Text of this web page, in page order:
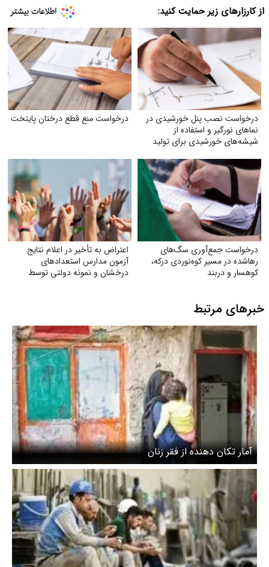
از کارزارهای زیر حمایت کنید:
درخواست نصب پنل خورشیدی در
نماهای نورگیر و استفاده از
شیشه‌های خورشیدی برای تولید
درخواست منع قطع درختان پایتخت
درخواست جمع‌آوری سگ‌های
رهاشده در مسیر کوه‌نوردی درکه،
کوهسار و دربند
اعتراض به تأخیر در اعلام نتایج
آزمون مدارس استعدادهای
درخشان و نمونه دولتی توسط
خبرهای مرتبط
آمار تکان دهنده از فقر زنان